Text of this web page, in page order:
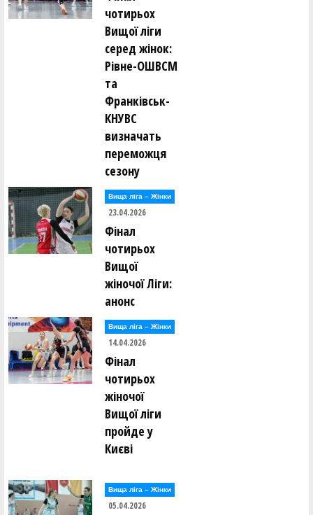
чотирьох
Вищої ліги
серед жінок:
Рівне-ОШВСМ
та
Франківськ-
КНУВС
визначать
переможця
сезону
Вища лiга – Жiнки
23.04.2026
Фінал
чотирьох
Вищої
жіночої Ліги:
анонс
Вища лiга – Жiнки
14.04.2026
Фінал
чотирьох
жіночої
Вищої ліги
пройде у
Києві
Вища лiга – Жiнки
05.04.2026